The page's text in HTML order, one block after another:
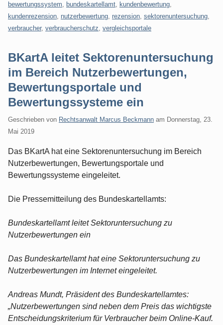
bewertungssystem
bundeskartellamt kundenbewertung
kundenrezension nutzerbewertung rezension sektorenuntersuchung
verbraucher, verbraucherschutz vergleichsportale
BKartA leitet Sektorenuntersuchung
im Bereich Nutzerbewertungen,
Bewertungsportale und
Bewertungssysteme ein
Geschrieben von Rechtsanwalt Marcus Beckmann am Donnerstag, 23.
Mai 2019
Das BKartA hat eine Sektorenuntersuchung im Bereich
Nutzerbewertungen, Bewertungsportale und
Bewertungssysteme eingeleitet.
Die Pressemitteilung des Bundeskartellamts:
Bundeskartellamt leitet Sektoruntersuchung zu
Nutzerbewertungen ein
Das Bundeskartellamt hat eine Sektoruntersuchung zu
Nutzerbewertungen im Internet eingeleitet.
Andreas Mundt, Präsident des Bundeskartellamtes:
„Nutzerbewertungen sind neben dem Preis das wichtigste
Entscheidungskriterium für Verbraucher beim Online-Kauf.